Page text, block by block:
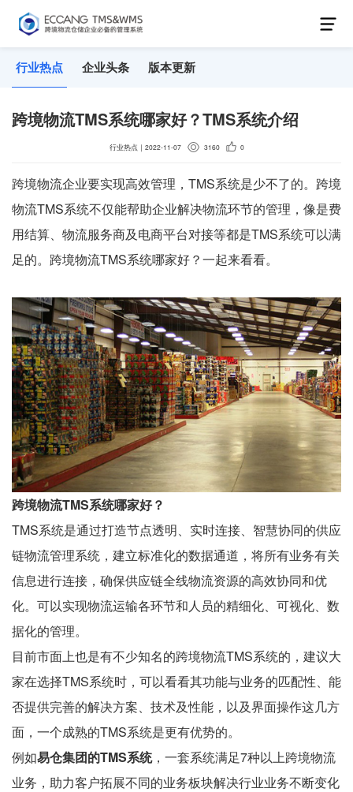
行业热点 企业头条 版本更新
跨境物流TMS系统哪家好？TMS系统介绍
行业热点 ｜ 2022-11-07 3160 0
跨境物流企业要实现高效管理，TMS系统是少不了的。跨境
物流TMS系统不仅能帮助企业解决物流环节的管理，像是费
用结算、物流服务商及电商平台对接等都是TMS系统可以满
足的。跨境物流TMS系统哪家好？一起来看看。
跨境物流TMS系统哪家好？
TMS系统是通过打造节点透明、实时连接、智慧协同的供应
链物流管理系统，建立标准化的数据通道，将所有业务有关
信息进行连接，确保供应链全线物流资源的高效协同和优
化。可以实现物流运输各环节和人员的精细化、可视化、数
据化的管理。
目前市面上也是有不少知名的跨境物流TMS系统的，建议大
家在选择TMS系统时，可以看看其功能与业务的匹配性、能
否提供完善的解决方案、技术及性能，以及界面操作这几方
面，一个成熟的TMS系统是更有优势的。
例如易仓集团的TMS系统，一套系统满足7种以上跨境物流
业务，助力客户拓展不同的业务板块解决行业业务不断变化